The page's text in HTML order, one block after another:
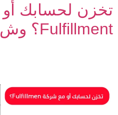
تخزن لحسابك
Fulfillment؟ وش الأنسب لك؟